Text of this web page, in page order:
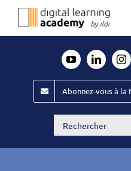
Passer
Évènements ILDI
Offres d’emploi
Abonnez-vous à
Rechercher: